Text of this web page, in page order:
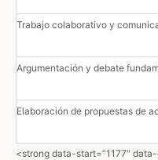
Trabajo colaborativo y
Argumentación y debate
Elaboración de propuestas de
<strong data-start=”1177″